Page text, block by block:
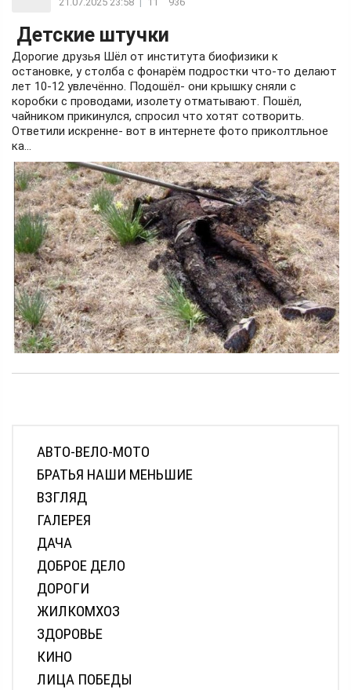
Детские штучки
Дорогие друзья Шёл от института биофизики к
остановке, у столба с фонарём подростки что-то делают
лет 10-12 увлечённо. Подошёл- они крышку сняли с
коробки с проводами, изолету отматывают. Пошёл,
чайником прикинулся, спросил что хотят сотворить.
Ответили искренне- вот в интернете фото приколтльное
ка...
АВТО-ВЕЛО-МОТО
БРАТЬЯ НАШИ МЕНЬШИЕ
ВЗГЛЯД
ГАЛЕРЕЯ
ДАЧА
ДОБРОЕ ДЕЛО
ДОРОГИ
ЖИЛКОМХОЗ
ЗДОРОВЬЕ
КИНО
ЛИЦА ПОБЕДЫ